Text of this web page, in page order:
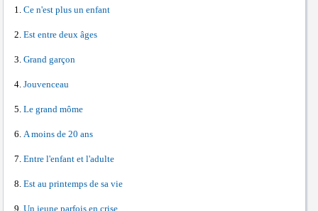
Ce n'est plus un enfant
Est entre deux âges
Grand garçon
Jouvenceau
Le grand môme
A moins de 20 ans
Entre l'enfant et l'adulte
Est au printemps de sa vie
Un jeune parfois en crise